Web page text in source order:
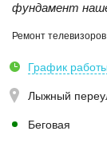
фундамент
Ремонт
График работы
Лыжный
Беговая